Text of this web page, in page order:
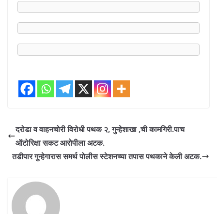
दरोडा व वाहनचोरी विरोधी पथक २, गुन्हेशाखा ,ची कामगिरी.पाच
ऑटोरिक्षा सकट आरोपीला अटक.
तडीपार गुन्हेगारास समर्थ पोलीस स्टेशनच्या तपास पथकाने केली अटक.